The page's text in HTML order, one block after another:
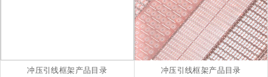
冲压引线框架产品目录 冲压引线框架产品目录